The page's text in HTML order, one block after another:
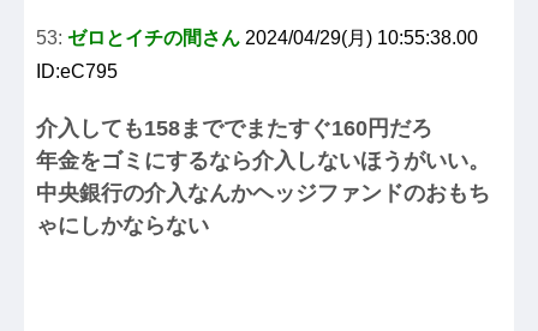
53: ゼロとイチの間さん 2024/04/29(月) 10:55:38.00
ID:eC795
介入しても158まででまたすぐ160円だろ
年金をゴミにするなら介入しないほうがいい。
中央銀行の介入なんかヘッジファンドのおもち
ゃにしかならない